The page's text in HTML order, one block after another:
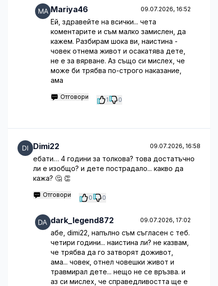
Mariya46 09.07.2026, 16:52
Ей, здравейте на всички... чета
коментарите и съм малко замислен, да
кажем. Разбирам шока ви, наистина -
човек отнема живот и осакатява дете,
не е за вярване. Аз също си мислех, че
може би трябва по-строго наказание,
ама
Отговори 1 0
Dimi22 09.07.2026, 16:58
ебати… 4 години за толкова? това достатъчно
ли е изобщо? и дете пострадало... какво да
кажа? 🤔 👏
Отговори 0 0
dark_legend872 09.07.2026, 17:02
абе, dimi22, напълно съм съгласен с теб.
четири години... наистина ли? не казвам,
че трябва да го затворят доживот,
ама... човек, отнел човешки живот и
травмирал дете... нещо не се връзва. и
аз си мислех, че справедливостта ще е